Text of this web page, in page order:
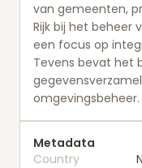
van gemeenten,
Rijk bij het beheer
een focus op
Tevens bevat het
omgevingsbeheer.
Metadata
Country